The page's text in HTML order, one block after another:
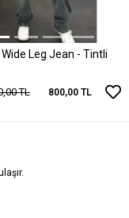
Leg Jean - Tintli
TL 800,00 TL